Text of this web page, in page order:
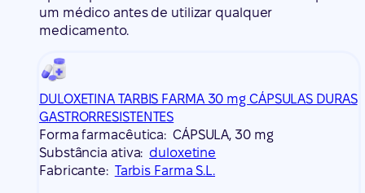
um médico antes de utilizar qualquer
medicamento.
DULOXETINA TARBIS FARMA 30 mg CÁPSULAS DURAS
GASTRORRESISTENTES
Forma farmacêutica: CÁPSULA, 30 mg
Substância ativa: duloxetine
Fabricante: Tarbis Farma S.L.